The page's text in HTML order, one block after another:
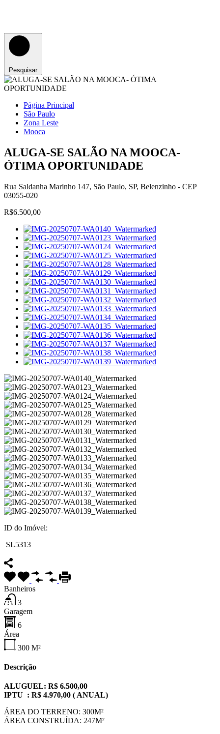
Pesquisar
Página Principal
São Paulo
Zona Leste
Mooca
ALUGA-SE SALÃO NA MOOCA-
ÓTIMA OPORTUNIDADE
Rua Saldanha Marinho 147, São Paulo, SP, Belenzinho - CEP
03055-020
R$6.500,00
ID do Imóvel:
SL5313
Banheiros
3
Garagem
6
Área
300 M²
Descrição
ALUGUEL: R$ 6.500,00
IPTU : R$ 4.970,00 ( ANUAL)
ÁREA DO TERRENO: 300M²
ÁREA CONSTRUÍDA: 247M²